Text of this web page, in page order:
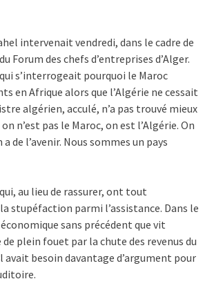
intervenait vendredi, dans le cadre de
Forum des chefs d’entreprises d’Alger.
s’interrogeait pourquoi le Maroc
en Afrique alors que l’Algérie ne cessait
algérien, acculé, n’a pas trouvé mieux
n’est pas le Maroc, on est l’Algérie. On
de l’avenir. Nous sommes un pays
au lieu de rassurer, ont tout
stupéfaction parmi l’assistance. Dans le
sans précédent que vit
de plein fouet par la chute des revenus du
avait besoin davantage d’argument pour